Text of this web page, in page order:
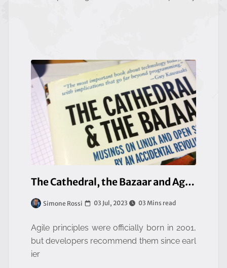
The Cathedral, the Bazaar and Agile development
Simone Rossi 03 Jul, 2023 03 Mins read
Agile principles were officially born in 2001,
but developers recommend them since earl
ier